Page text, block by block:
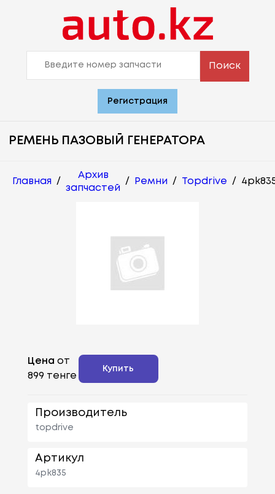
Поиск
Регистрация
РЕМЕНЬ ПАЗОВЫЙ ГЕНЕРАТОРА
Главная /
Архив
запчастей
/ Ремни / Topdrive /
Цена от
899 тенге
Купить
Производитель
topdrive
Артикул
4pk835